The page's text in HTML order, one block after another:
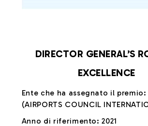
DIRECTOR GENERAL’S
EXCELLENCE
Ente che ha assegnato il premio:
(AIRPORTS COUNCIL
Anno di riferimento: 2021